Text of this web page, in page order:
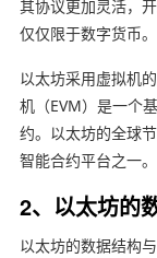
其协议更加灵活，
仅仅限于数字货币。
以太坊采用虚拟机
机（EVM）是一个
约。以太坊的全球
智能合约平台之一。
2、以太坊的
以太坊的数据结构